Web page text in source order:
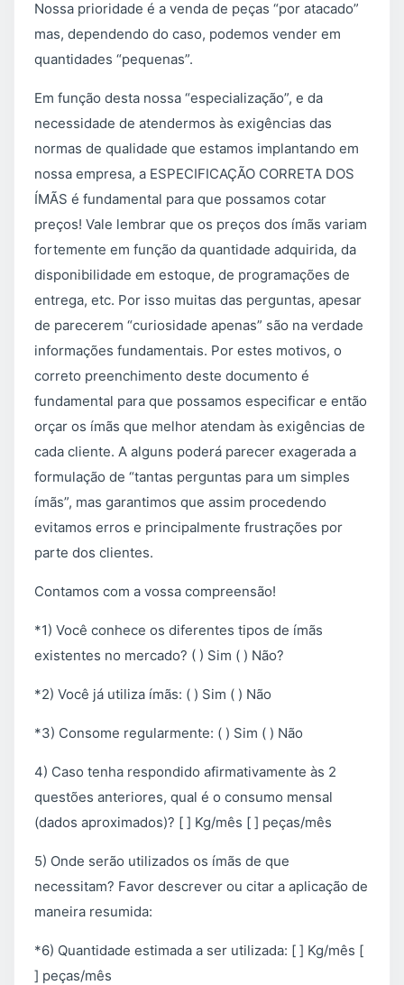
Nossa prioridade é a venda de peças “por atacado”
mas, dependendo do caso, podemos vender em
quantidades “pequenas”.
Em função desta nossa “especialização”, e da
necessidade de atendermos às exigências das
normas de qualidade que estamos implantando em
nossa empresa, a ESPECIFICAÇÃO CORRETA DOS
ÍMÃS é fundamental para que possamos cotar
preços! Vale lembrar que os preços dos ímãs variam
fortemente em função da quantidade adquirida, da
disponibilidade em estoque, de programações de
entrega, etc. Por isso muitas das perguntas, apesar
de parecerem “curiosidade apenas” são na verdade
informações fundamentais. Por estes motivos, o
correto preenchimento deste documento é
fundamental para que possamos especificar e então
orçar os ímãs que melhor atendam às exigências de
cada cliente. A alguns poderá parecer exagerada a
formulação de “tantas perguntas para um simples
ímãs”, mas garantimos que assim procedendo
evitamos erros e principalmente frustrações por
parte dos clientes.
Contamos com a vossa compreensão!
*1) Você conhece os diferentes tipos de ímãs
existentes no mercado? ( ) Sim ( ) Não?
*2) Você já utiliza ímãs: ( ) Sim ( ) Não
*3) Consome regularmente: ( ) Sim ( ) Não
4) Caso tenha respondido afirmativamente às 2
questões anteriores, qual é o consumo mensal
(dados aproximados)? [ ] Kg/mês [ ] peças/mês
5) Onde serão utilizados os ímãs de que
necessitam? Favor descrever ou citar a aplicação de
maneira resumida:
*6) Quantidade estimada a ser utilizada: [ ] Kg/mês [
] peças/mês